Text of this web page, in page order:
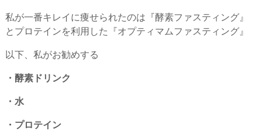
私が一番キレイに痩せられたのは『酵素ファスティング』
とプロテインを利用した『オプティマムファスティング』
以下、私がお勧めする
・酵素ドリンク
・水
・プロテイン